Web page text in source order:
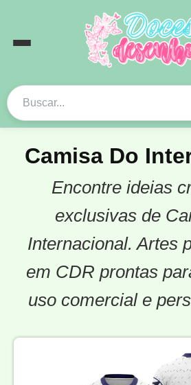
Camisa Do
Encontre ideias
exclusivas de
Internacional. Artes
em CDR prontas
uso comercial e